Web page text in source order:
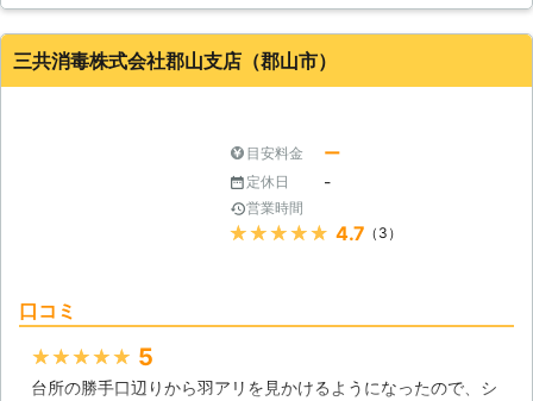
自分が苦労した藪蚊を手早く駆除してくれて、もっと早く業者
に依頼しておけばよかったと思いました。
三共消毒株式会社郡山支店（郡山市）
目安料金 ー
定休日 -
営業時間
★★★★★ 4.7 （3）
口コミ
★★★★★ 5
台所の勝手口辺りから羽アリを見かけるようになったので、シ